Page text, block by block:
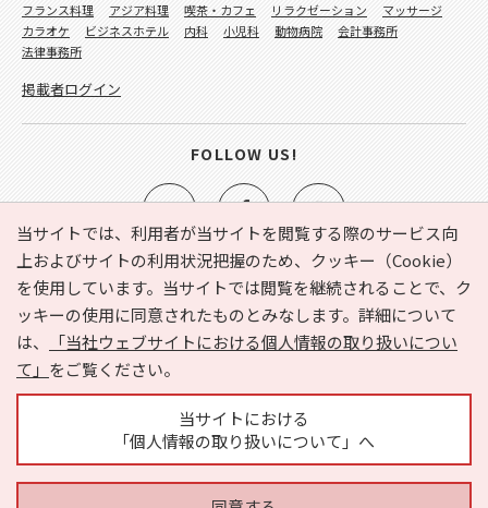
当サイトでは、利用者が当サイトを閲覧する際のサービス向
上およびサイトの利用状況把握のため、クッキー（Cookie）
を使用しています。当サイトでは閲覧を継続されることで、ク
ッキーの使用に同意されたものとみなします。詳細について
は、
「当社ウェブサイトにおける個人情報の取り扱いについ
て」 をご覧ください。
当サイトにおける
「個人情報の取り扱いについて」へ
e-NAVITA（イーナビタ）とは？ お気に入り
ヘルプ
利用規約
個人情報の取り扱いについて
運営会社
サイトマップ
広告掲載に関するお問い合わせ
フランス料理
アジア料理 喫茶・カフェ リラクゼーション
マッサージ
カラオケ
ビジネスホテル 内科 小児科 動物病院
会計事務所
法律事務所
掲載者ログイン
FOLLOW US!